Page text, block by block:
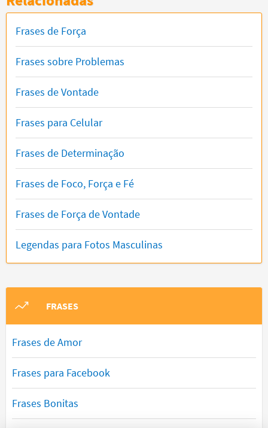
Frases de Força
Frases sobre Problemas
Frases de Vontade
Frases para Celular
Frases de Determinação
Frases de Foco, Força e Fé
Frases de Força de Vontade
Legendas para Fotos Masculinas
FRASES
Frases de Amor
Frases para Facebook
Frases Bonitas